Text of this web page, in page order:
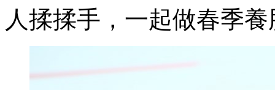
人揉揉手，一起做春季